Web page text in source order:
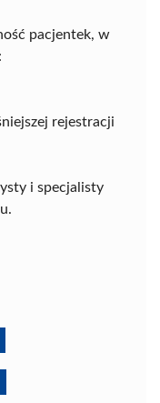
pacjentek, w
rejestracji
i specjalisty